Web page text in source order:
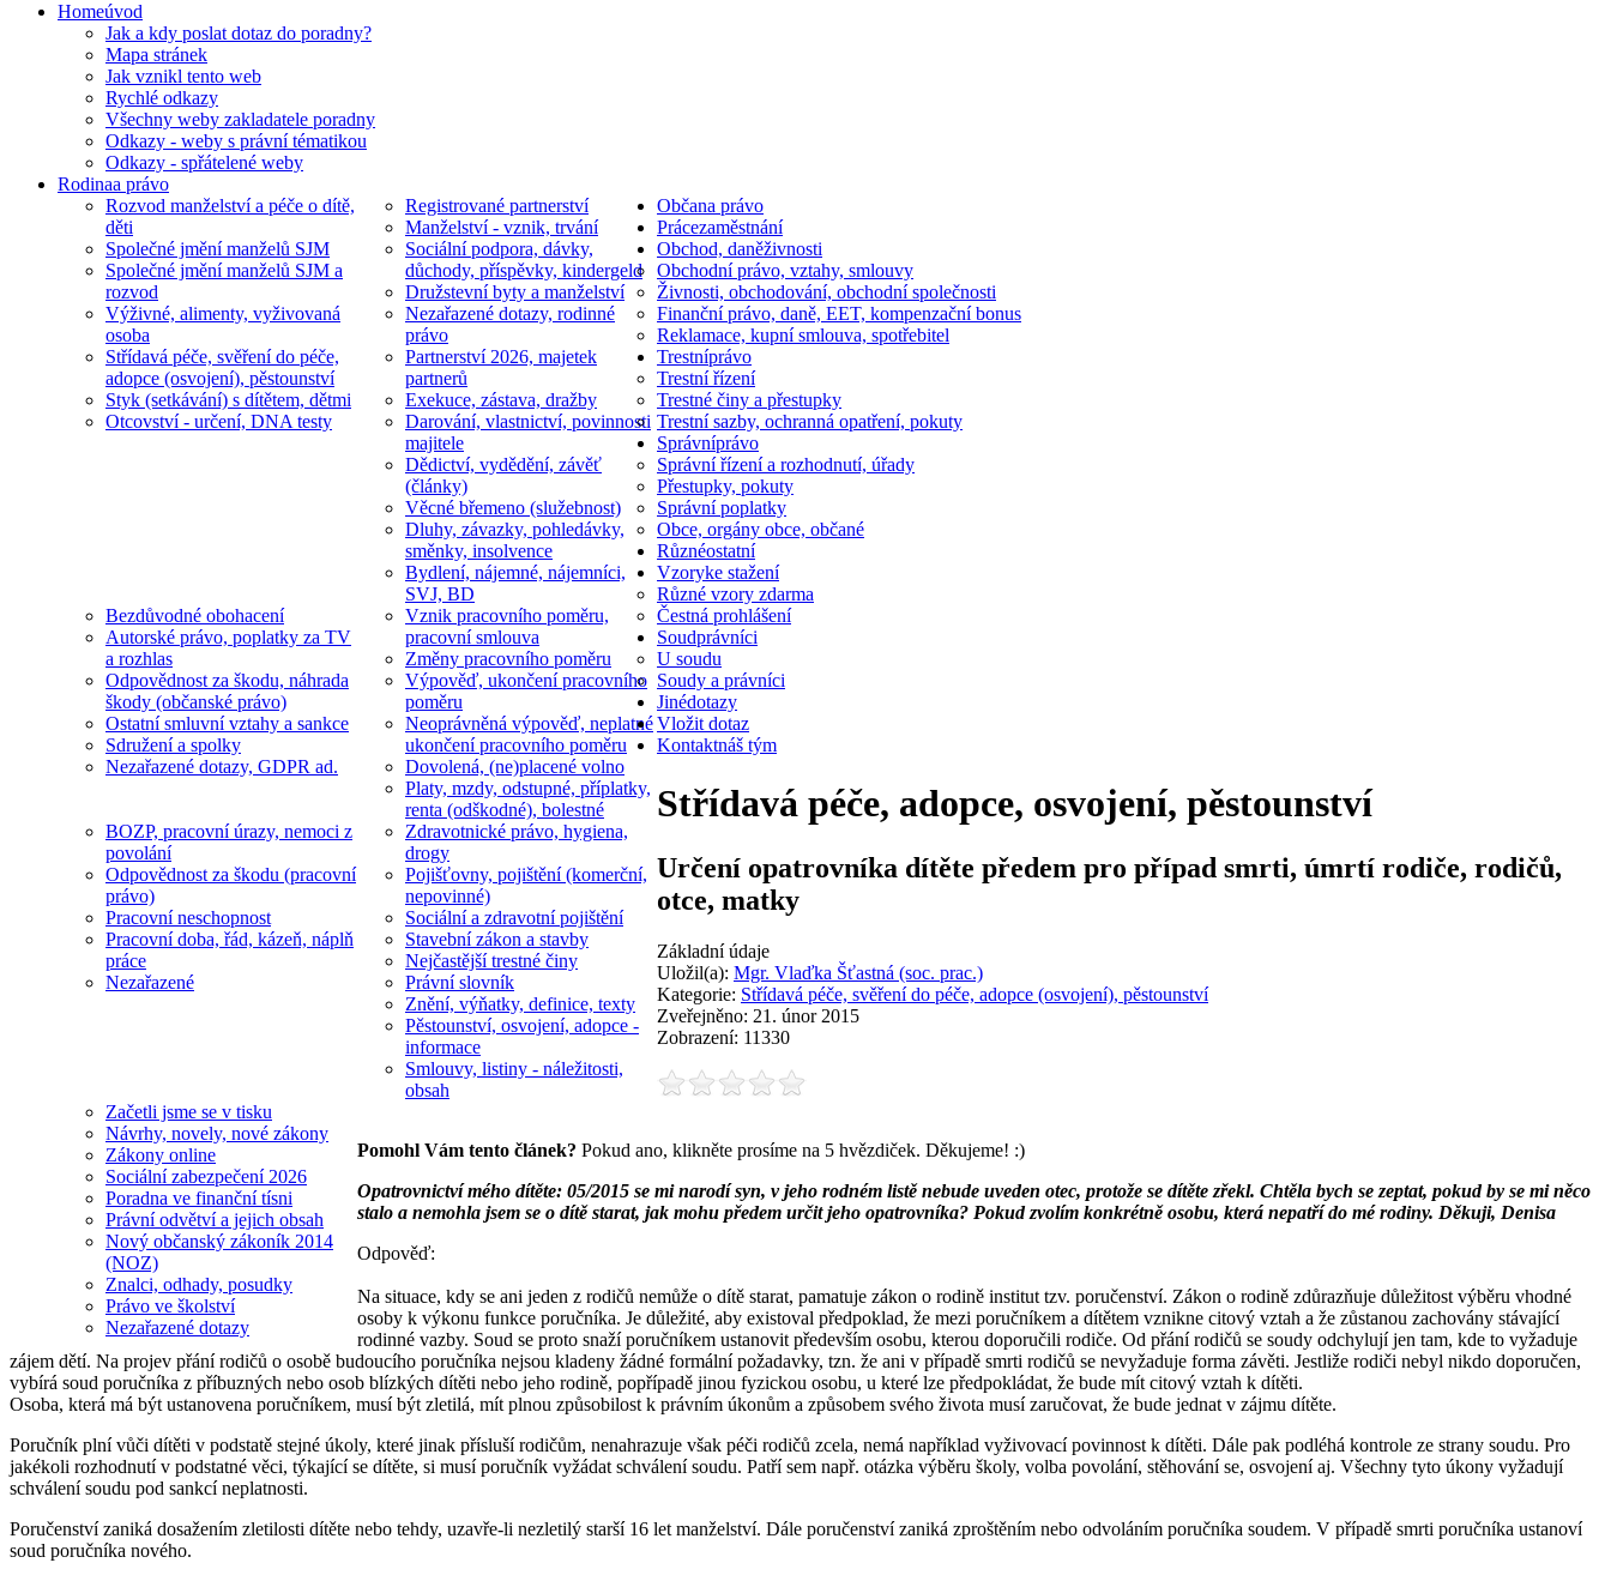
Homeúvod
Jak a kdy poslat dotaz do poradny?
Mapa stránek
Jak vznikl tento web
Rychlé odkazy
Všechny weby zakladatele poradny
Odkazy - weby s právní tématikou
Odkazy - spřátelené weby
Rodinaa právo
Rozvod manželství a péče o dítě,
děti
Společné jmění manželů SJM
Společné jmění manželů SJM a
rozvod
Výživné, alimenty, vyživovaná
osoba
Střídavá péče, svěření do péče,
adopce (osvojení), pěstounství
Styk (setkávání) s dítětem, dětmi
Otcovství - určení, DNA testy
Registrované partnerství
Manželství - vznik, trvání
Sociální podpora, dávky,
důchody, příspěvky, kindergeld
Družstevní byty a manželství
Nezařazené dotazy, rodinné
právo
Partnerství 2026, majetek
partnerů
Občana právo
Exekuce, zástava, dražby
Darování, vlastnictví, povinnosti
majitele
Dědictví, vydědění, závěť
(články)
Věcné břemeno (služebnost)
Dluhy, závazky, pohledávky,
směnky, insolvence
Bydlení, nájemné, nájemníci,
SVJ, BD
Bezdůvodné obohacení
Autorské právo, poplatky za TV
a rozhlas
Odpovědnost za škodu, náhrada
škody (občanské právo)
Ostatní smluvní vztahy a sankce
Sdružení a spolky
Nezařazené dotazy, GDPR ad.
Prácezaměstnání
Vznik pracovního poměru,
pracovní smlouva
Změny pracovního poměru
Výpověď, ukončení pracovního
poměru
Neoprávněná výpověď, neplatné
ukončení pracovního poměru
Dovolená, (ne)placené volno
Platy, mzdy, odstupné, příplatky,
renta (odškodné), bolestné
BOZP, pracovní úrazy, nemoci z
povolání
Odpovědnost za škodu (pracovní
právo)
Pracovní neschopnost
Pracovní doba, řád, kázeň, náplň
práce
Nezařazené
Obchod, daněživnosti
Obchodní právo, vztahy, smlouvy
Živnosti, obchodování, obchodní společnosti
Finanční právo, daně, EET, kompenzační bonus
Reklamace, kupní smlouva, spotřebitel
Trestníprávo
Trestní řízení
Trestné činy a přestupky
Trestní sazby, ochranná opatření, pokuty
Správníprávo
Správní řízení a rozhodnutí, úřady
Přestupky, pokuty
Správní poplatky
Obce, orgány obce, občané
Různéostatní
Zdravotnické právo, hygiena,
drogy
Pojišťovny, pojištění (komerční,
nepovinné)
Sociální a zdravotní pojištění
Stavební zákon a stavby
Nejčastější trestné činy
Právní slovník
Znění, výňatky, definice, texty
Pěstounství, osvojení, adopce -
informace
Smlouvy, listiny - náležitosti,
obsah
Začetli jsme se v tisku
Návrhy, novely, nové zákony
Zákony online
Sociální zabezpečení 2026
Poradna ve finanční tísni
Právní odvětví a jejich obsah
Nový občanský zákoník 2014
(NOZ)
Znalci, odhady, posudky
Právo ve školství
Nezařazené dotazy
Vzoryke stažení
Různé vzory zdarma
Čestná prohlášení
Soudprávníci
U soudu
Soudy a právníci
Jinédotazy
Vložit dotaz
Kontaktnáš tým
Střídavá péče, adopce, osvojení, pěstounství
Určení opatrovníka dítěte předem pro případ smrti, úmrtí rodiče, rodičů,
otce, matky
Základní údaje
Uložil(a): Mgr. Vlaďka Šťastná (soc. prac.)
Kategorie: Střídavá péče, svěření do péče, adopce (osvojení), pěstounství
Zveřejněno: 21. únor 2015
Zobrazení: 11330
Pomohl Vám tento článek? Pokud ano, klikněte prosíme na 5 hvězdiček. Děkujeme! :)
Opatrovnictví mého dítěte: 05/2015 se mi narodí syn, v jeho rodném listě nebude uveden otec, protože se dítěte zřekl. Chtěla bych se zeptat, pokud by se mi něco
stalo a nemohla jsem se o dítě starat, jak mohu předem určit jeho opatrovníka? Pokud zvolím konkrétně osobu, která nepatří do mé rodiny. Děkuji, Denisa
Odpověď:
Na situace, kdy se ani jeden z rodičů nemůže o dítě starat, pamatuje zákon o rodině institut tzv. poručenství. Zákon o rodině zdůrazňuje důležitost výběru vhodné
osoby k výkonu funkce poručníka. Je důležité, aby existoval předpoklad, že mezi poručníkem a dítětem vznikne citový vztah a že zůstanou zachovány stávající
rodinné vazby. Soud se proto snaží poručníkem ustanovit především osobu, kterou doporučili rodiče. Od přání rodičů se soudy odchylují jen tam, kde to vyžaduje
zájem dětí. Na projev přání rodičů o osobě budoucího poručníka nejsou kladeny žádné formální požadavky, tzn. že ani v případě smrti rodičů se nevyžaduje forma závěti. Jestliže rodiči nebyl nikdo doporučen,
vybírá soud poručníka z příbuzných nebo osob blízkých dítěti nebo jeho rodině, popřípadě jinou fyzickou osobu, u které lze předpokládat, že bude mít citový vztah k dítěti.
Osoba, která má být ustanovena poručníkem, musí být zletilá, mít plnou způsobilost k právním úkonům a způsobem svého života musí zaručovat, že bude jednat v zájmu dítěte.
Poručník plní vůči dítěti v podstatě stejné úkoly, které jinak přísluší rodičům, nenahrazuje však péči rodičů zcela, nemá například vyživovací povinnost k dítěti. Dále pak podléhá kontrole ze strany soudu. Pro
jakékoli rozhodnutí v podstatné věci, týkající se dítěte, si musí poručník vyžádat schválení soudu. Patří sem např. otázka výběru školy, volba povolání, stěhování se, osvojení aj. Všechny tyto úkony vyžadují
schválení soudu pod sankcí neplatnosti.
Poručenství zaniká dosažením zletilosti dítěte nebo tehdy, uzavře-li nezletilý starší 16 let manželství. Dále poručenství zaniká zproštěním nebo odvoláním poručníka soudem. V případě smrti poručníka ustanoví
soud poručníka nového.